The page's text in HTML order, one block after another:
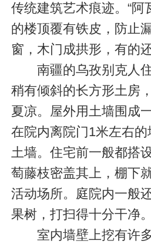
传统建筑艺术痕迹。“阿
的楼顶覆有铁皮，防止
窗，木门成拱形，有的
南疆的乌孜别克人住
稍有倾斜的长方形土房
夏凉。屋外用土墙围成
在院内离院门1米左右
土墙。住宅前一般都搭
萄藤枝密盖其上，棚下
活动场所。庭院内一般
果树，打扫得十分干净。
室内墙壁上挖有许多